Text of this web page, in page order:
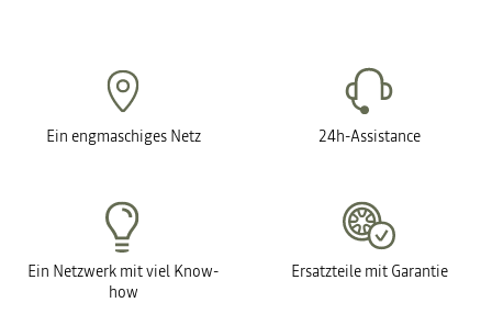
Ein engmaschiges Netz 24h-Assistance
Ein Netzwerk mit viel Know-
how
Ersatzteile mit Garantie